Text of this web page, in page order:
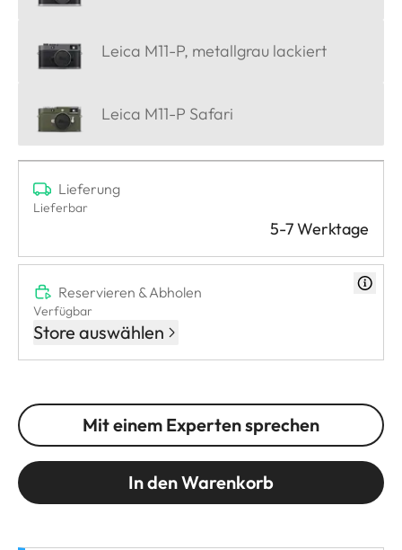
Leica M11-P, metallgrau lackiert
Leica M11-P Safari
Lieferung
Lieferbar
5-7 Werktage
Reservieren & Abholen
Verfügbar
Store auswählen
Mit einem Experten sprechen
In den Warenkorb